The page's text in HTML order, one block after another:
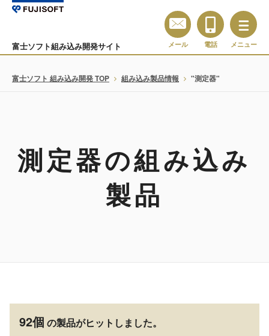
富士ソフト組み込み開発サイト メール 電話 メニュー
富士ソフト 組み込み開発 TOP 組み込み製品情報 "測定器"
測定器の組み込み
製品
92個 の製品がヒットしました。